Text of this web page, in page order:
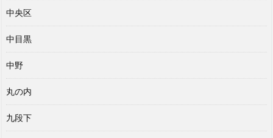
中央区
中目黒
中野
丸の内
九段下